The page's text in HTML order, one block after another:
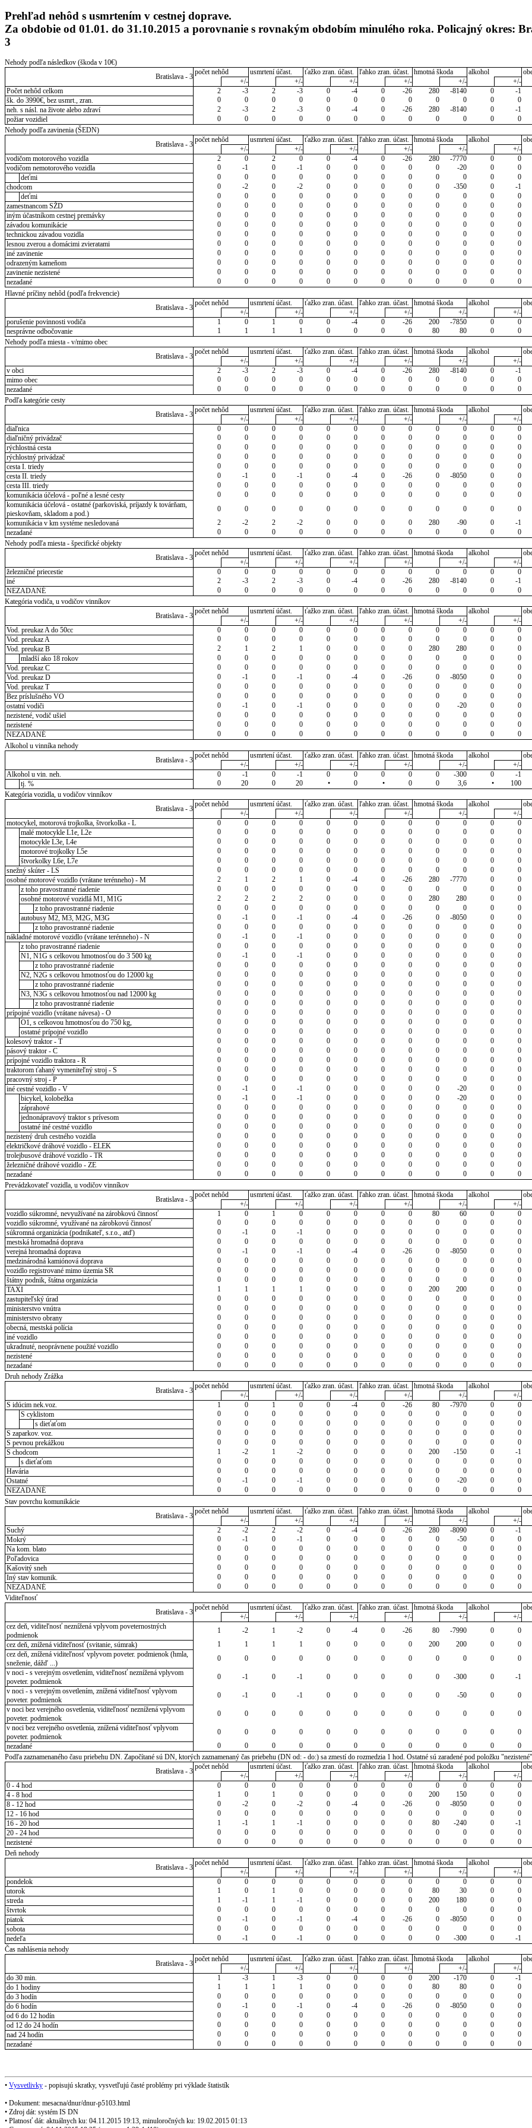
Prehľad nehôd s usmrtením v cestnej doprave.
Za obdobie od 01.01. do 31.10.2015 a porovnanie s rovnakým obdobím minulého roka. Policajný okres:
3
Nehody podľa následkov (škoda v 10€)
Bratislava - 3
počet nehôd usmrtení účast. ťažko zran. účast. ľahko zran. účast. hmotná škoda alkohol
+/-
+/- +/- +/- +/- +/-
Počet nehôd celkom
2 -3 2 -3 0 -4 0 -26 280 -8140 0 -1
šk. do 3990€, bez usmrt., zran.
0 0 0 0 0 0 0 0 0 0 0 0
neh. s násl. na živote alebo zdraví
2 -3 2 -3 0 -4 0 -26 280 -8140 0 -1
požiar vozidiel
0 0 0 0 0 0 0 0 0 0 0 0
Nehody podľa zavinenia (ŠEDN)
Bratislava - 3
počet nehôd usmrtení účast. ťažko zran. účast. ľahko zran. účast. hmotná škoda alkohol
+/-
+/- +/- +/- +/- +/-
vodičom motorového vozidla
2 0 2 0 0 -4 0 -26 280 -7770 0 0
vodičom nemotorového vozidla
0 -1 0 -1 0 0 0 0 0 -20 0 0
deťmi
0 0 0 0 0 0 0 0 0 0 0 0
chodcom
0 -2 0 -2 0 0 0 0 0 -350 0 -1
deťmi
0 0 0 0 0 0 0 0 0 0 0 0
zamestnancom SŽD
0 0 0 0 0 0 0 0 0 0 0 0
iným účastníkom cestnej premávky
0 0 0 0 0 0 0 0 0 0 0 0
závadou komunikácie
0 0 0 0 0 0 0 0 0 0 0 0
technickou závadou vozidla
0 0 0 0 0 0 0 0 0 0 0 0
lesnou zverou a domácimi zvieratami
0 0 0 0 0 0 0 0 0 0 0 0
iné zavinenie
0 0 0 0 0 0 0 0 0 0 0 0
odrazeným kameňom
0 0 0 0 0 0 0 0 0 0 0 0
zavinenie nezistené
0 0 0 0 0 0 0 0 0 0 0 0
nezadané
0 0 0 0 0 0 0 0 0 0 0 0
Hlavné príčiny nehôd (podľa frekvencie)
Bratislava - 3
počet nehôd usmrtení účast. ťažko zran. účast. ľahko zran. účast. hmotná škoda alkohol
+/-
+/- +/- +/- +/- +/-
porušenie povinnosti vodiča
1 0 1 0 0 -4 0 -26 200 -7850 0 0
nesprávne odbočovanie
1 1 1 1 0 0 0 0 80 80 0 0
Nehody podľa miesta - v/mimo obec
Bratislava - 3
počet nehôd usmrtení účast. ťažko zran. účast. ľahko zran. účast. hmotná škoda alkohol
+/-
+/- +/- +/- +/- +/-
v obci
2 -3 2 -3 0 -4 0 -26 280 -8140 0 -1
mimo obec
0 0 0 0 0 0 0 0 0 0 0 0
nezadané
0 0 0 0 0 0 0 0 0 0 0 0
Podľa kategórie cesty
Bratislava - 3
počet nehôd usmrtení účast. ťažko zran. účast. ľahko zran. účast. hmotná škoda alkohol
+/-
+/- +/- +/- +/- +/-
diaľnica
0 0 0 0 0 0 0 0 0 0 0 0
diaľničný privádzač
0 0 0 0 0 0 0 0 0 0 0 0
rýchlostná cesta
0 0 0 0 0 0 0 0 0 0 0 0
rýchlostný privádzač
0 0 0 0 0 0 0 0 0 0 0 0
cesta I. triedy
0 0 0 0 0 0 0 0 0 0 0 0
cesta II. triedy
0 -1 0 -1 0 -4 0 -26 0 -8050 0 0
cesta III. triedy
0 0 0 0 0 0 0 0 0 0 0 0
komunikácia účelová - poľné a lesné cesty
0 0 0 0 0 0 0 0 0 0 0 0
komunikácia účelová - ostatné (parkoviská, príjazdy k továrňam,
pieskovňam, skladom a pod.)
0 0 0 0 0 0 0 0 0 0 0 0
komunikácia v km systéme nesledovaná
2 -2 2 -2 0 0 0 0 280 -90 0 -1
nezadané
0 0 0 0 0 0 0 0 0 0 0 0
Nehody podľa miesta - špecifické objekty
Bratislava - 3
počet nehôd usmrtení účast. ťažko zran. účast. ľahko zran. účast. hmotná škoda alkohol
+/-
+/- +/- +/- +/- +/-
železničné priecestie
0 0 0 0 0 0 0 0 0 0 0 0
iné
2 -3 2 -3 0 -4 0 -26 280 -8140 0 -1
NEZADANÉ
0 0 0 0 0 0 0 0 0 0 0 0
Kategória vodiča, u vodičov vinníkov
Bratislava - 3
počet nehôd usmrtení účast. ťažko zran. účast. ľahko zran. účast. hmotná škoda alkohol
+/-
+/- +/- +/- +/- +/-
Vod. preukaz A do 50cc
0 0 0 0 0 0 0 0 0 0 0 0
Vod. preukaz A
0 0 0 0 0 0 0 0 0 0 0 0
Vod. preukaz B
2 1 2 1 0 0 0 0 280 280 0 0
mladší ako 18 rokov
0 0 0 0 0 0 0 0 0 0 0 0
Vod. preukaz C
0 0 0 0 0 0 0 0 0 0 0 0
Vod. preukaz D
0 -1 0 -1 0 -4 0 -26 0 -8050 0 0
Vod. preukaz T
0 0 0 0 0 0 0 0 0 0 0 0
Bez príslušného VO
0 0 0 0 0 0 0 0 0 0 0 0
ostatní vodiči
0 -1 0 -1 0 0 0 0 0 -20 0 0
nezistené, vodič ušiel
0 0 0 0 0 0 0 0 0 0 0 0
nezistené
0 0 0 0 0 0 0 0 0 0 0 0
NEZADANÉ
0 0 0 0 0 0 0 0 0 0 0 0
Alkohol u vinníka nehody
Bratislava - 3
počet nehôd usmrtení účast. ťažko zran. účast. ľahko zran. účast. hmotná škoda alkohol
+/-
+/- +/- +/- +/- +/-
Alkohol u vin. neh.
0 -1 0 -1 0 0 0 0 0 -300 0 -1
tj. %
0 20 0 20 • 0 • 0 0 3,6 • 100
Kategória vozidla, u vodičov vinníkov
Bratislava - 3
počet nehôd usmrtení účast. ťažko zran. účast. ľahko zran. účast. hmotná škoda alkohol
+/-
+/- +/- +/- +/- +/-
motocykel, motorová trojkolka, štvorkolka - L
0 0 0 0 0 0 0 0 0 0 0 0
malé motocykle L1e, L2e
0 0 0 0 0 0 0 0 0 0 0 0
motocykle L3e, L4e
0 0 0 0 0 0 0 0 0 0 0 0
motorové trojkolky L5e
0 0 0 0 0 0 0 0 0 0 0 0
štvorkolky L6e, L7e
0 0 0 0 0 0 0 0 0 0 0 0
snežný skúter - LS
0 0 0 0 0 0 0 0 0 0 0 0
osobné motorové vozidlo (vrátane terénneho) - M
2 1 2 1 0 -4 0 -26 280 -7770 0 0
z toho pravostranné riadenie
0 0 0 0 0 0 0 0 0 0 0 0
osobné motorové vozidlá M1, M1G
2 2 2 2 0 0 0 0 280 280 0 0
z toho pravostranné riadenie
0 0 0 0 0 0 0 0 0 0 0 0
autobusy M2, M3, M2G, M3G
0 -1 0 -1 0 -4 0 -26 0 -8050 0 0
z toho pravostranné riadenie
0 0 0 0 0 0 0 0 0 0 0 0
nákladné motorové vozidlo (vrátane terénneho) - N
0 -1 0 -1 0 0 0 0 0 0 0 0
z toho pravostranné riadenie
0 0 0 0 0 0 0 0 0 0 0 0
N1, N1G s celkovou hmotnosťou do 3 500 kg
0 -1 0 -1 0 0 0 0 0 0 0 0
z toho pravostranné riadenie
0 0 0 0 0 0 0 0 0 0 0 0
N2, N2G s celkovou hmotnosťou do 12000 kg
0 0 0 0 0 0 0 0 0 0 0 0
z toho pravostranné riadenie
0 0 0 0 0 0 0 0 0 0 0 0
N3, N3G s celkovou hmotnosťou nad 12000 kg
0 0 0 0 0 0 0 0 0 0 0 0
z toho pravostranné riadenie
0 0 0 0 0 0 0 0 0 0 0 0
prípojné vozidlo (vrátane návesa) - O
0 0 0 0 0 0 0 0 0 0 0 0
O1, s celkovou hmotnosťou do 750 kg,
0 0 0 0 0 0 0 0 0 0 0 0
ostatné prípojné vozidlo
0 0 0 0 0 0 0 0 0 0 0 0
kolesový traktor - T
0 0 0 0 0 0 0 0 0 0 0 0
pásový traktor - C
0 0 0 0 0 0 0 0 0 0 0 0
prípojné vozidlo traktora - R
0 0 0 0 0 0 0 0 0 0 0 0
traktorom ťahaný vymeniteľný stroj - S
0 0 0 0 0 0 0 0 0 0 0 0
pracovný stroj - P
0 0 0 0 0 0 0 0 0 0 0 0
iné cestné vozidlo - V
0 -1 0 -1 0 0 0 0 0 -20 0 0
bicykel, kolobežka
0 -1 0 -1 0 0 0 0 0 -20 0 0
záprahové
0 0 0 0 0 0 0 0 0 0 0 0
jednonápravový traktor s prívesom
0 0 0 0 0 0 0 0 0 0 0 0
ostatné iné cestné vozidlo
0 0 0 0 0 0 0 0 0 0 0 0
nezistený druh cestného vozidla
0 0 0 0 0 0 0 0 0 0 0 0
električkové dráhové vozidlo - ELEK
0 0 0 0 0 0 0 0 0 0 0 0
trolejbusové dráhové vozidlo - TR
0 0 0 0 0 0 0 0 0 0 0 0
železničné dráhové vozidlo - ZE
0 0 0 0 0 0 0 0 0 0 0 0
nezadané
0 0 0 0 0 0 0 0 0 0 0 0
Prevádzkovateľ vozidla, u vodičov vinníkov
Bratislava - 3
počet nehôd usmrtení účast. ťažko zran. účast. ľahko zran. účast. hmotná škoda alkohol
+/-
+/- +/- +/- +/- +/-
vozidlo súkromné, nevyužívané na zárobkovú činnosť
1 0 1 0 0 0 0 0 80 60 0 0
vozidlo súkromné, využívané na zárobkovú činnosť
0 0 0 0 0 0 0 0 0 0 0 0
súkromná organizácia (podnikateľ, s.r.o., atď)
0 -1 0 -1 0 0 0 0 0 0 0 0
mestská hromadná doprava
0 0 0 0 0 0 0 0 0 0 0 0
verejná hromadná doprava
0 -1 0 -1 0 -4 0 -26 0 -8050 0 0
medzinárodná kamiónová doprava
0 0 0 0 0 0 0 0 0 0 0 0
vozidlo registrované mimo územia SR
0 0 0 0 0 0 0 0 0 0 0 0
štátny podnik, štátna organizácia
0 0 0 0 0 0 0 0 0 0 0 0
TAXI
1 1 1 1 0 0 0 0 200 200 0 0
zastupiteľský úrad
0 0 0 0 0 0 0 0 0 0 0 0
ministerstvo vnútra
0 0 0 0 0 0 0 0 0 0 0 0
ministerstvo obrany
0 0 0 0 0 0 0 0 0 0 0 0
obecná, mestská polícia
0 0 0 0 0 0 0 0 0 0 0 0
iné vozidlo
0 0 0 0 0 0 0 0 0 0 0 0
ukradnuté, neoprávnene použité vozidlo
0 0 0 0 0 0 0 0 0 0 0 0
nezistené
0 0 0 0 0 0 0 0 0 0 0 0
nezadané
0 0 0 0 0 0 0 0 0 0 0 0
Druh nehody Zrážka
Bratislava - 3
počet nehôd usmrtení účast. ťažko zran. účast. ľahko zran. účast. hmotná škoda alkohol
+/-
+/- +/- +/- +/- +/-
S idúcim nek.voz.
1 0 1 0 0 -4 0 -26 80 -7970 0 0
S cyklistom
0 0 0 0 0 0 0 0 0 0 0 0
s dieťaťom
0 0 0 0 0 0 0 0 0 0 0 0
S zaparkov. voz.
0 0 0 0 0 0 0 0 0 0 0 0
S pevnou prekážkou
0 0 0 0 0 0 0 0 0 0 0 0
S chodcom
1 -2 1 -2 0 0 0 0 200 -150 0 -1
s dieťaťom
0 0 0 0 0 0 0 0 0 0 0 0
Havária
0 0 0 0 0 0 0 0 0 0 0 0
Ostatné
0 -1 0 -1 0 0 0 0 0 -20 0 0
NEZADANÉ
0 0 0 0 0 0 0 0 0 0 0 0
Stav povrchu komunikácie
Bratislava - 3
počet nehôd usmrtení účast. ťažko zran. účast. ľahko zran. účast. hmotná škoda alkohol
+/-
+/- +/- +/- +/- +/-
Suchý
2 -2 2 -2 0 -4 0 -26 280 -8090 0 -1
Mokrý
0 -1 0 -1 0 0 0 0 0 -50 0 0
Na kom. blato
0 0 0 0 0 0 0 0 0 0 0 0
Poľadovica
0 0 0 0 0 0 0 0 0 0 0 0
Kašovitý sneh
0 0 0 0 0 0 0 0 0 0 0 0
Iný stav komunik.
0 0 0 0 0 0 0 0 0 0 0 0
NEZADANÉ
0 0 0 0 0 0 0 0 0 0 0 0
Viditeľnosť
Bratislava - 3
počet nehôd usmrtení účast. ťažko zran. účast. ľahko zran. účast. hmotná škoda alkohol
+/-
+/- +/- +/- +/- +/-
cez deň, viditeľnosť neznížená vplyvom poveternostných
podmienok
1 -2 1 -2 0 -4 0 -26 80 -7990 0 0
cez deň, znížená viditeľnosť (svitanie, súmrak)
1 1 1 1 0 0 0 0 200 200 0 0
cez deň, znížená viditeľnosť vplyvom poveter. podmienok (hmla,
sneženie, dážď ...)
0 0 0 0 0 0 0 0 0 0 0 0
v noci - s verejným osvetlením, viditeľnosť neznížená vplyvom
poveter. podmienok
0 -1 0 -1 0 0 0 0 0 -300 0 -1
v noci - s verejným osvetlením, znížená viditeľnosť vplyvom
poveter. podmienok
0 -1 0 -1 0 0 0 0 0 -50 0 0
v noci bez verejného osvetlenia, viditeľnosť neznížená vplyvom
poveter. podmienok
0 0 0 0 0 0 0 0 0 0 0 0
v noci bez verejného osvetlenia, znížená viditeľnosť vplyvom
poveter. podmienok
0 0 0 0 0 0 0 0 0 0 0 0
nezadané
0 0 0 0 0 0 0 0 0 0 0 0
Podľa zaznamenaného času priebehu DN. Započítané sú DN, ktorých zaznamenaný čas priebehu (DN od: - do:) sa zmestí do rozmedzia 1 hod. Ostatné sú zaradené pod položku "nezistené"
Bratislava - 3
počet nehôd usmrtení účast. ťažko zran. účast. ľahko zran. účast. hmotná škoda alkohol
+/-
+/- +/- +/- +/- +/-
0 - 4 hod
0 0 0 0 0 0 0 0 0 0 0 0
4 - 8 hod
1 0 1 0 0 0 0 0 200 150 0 0
8 - 12 hod
0 -2 0 -2 0 -4 0 -26 0 -8050 0 0
12 - 16 hod
0 0 0 0 0 0 0 0 0 0 0 0
16 - 20 hod
1 -1 1 -1 0 0 0 0 80 -240 0 -1
20 - 24 hod
0 0 0 0 0 0 0 0 0 0 0 0
nezistené
0 0 0 0 0 0 0 0 0 0 0 0
Deň nehody
Bratislava - 3
počet nehôd usmrtení účast. ťažko zran. účast. ľahko zran. účast. hmotná škoda alkohol
+/-
+/- +/- +/- +/- +/-
pondelok
0 0 0 0 0 0 0 0 0 0 0 0
utorok
1 0 1 0 0 0 0 0 80 30 0 0
streda
1 -1 1 -1 0 0 0 0 200 180 0 0
štvrtok
0 0 0 0 0 0 0 0 0 0 0 0
piatok
0 -1 0 -1 0 -4 0 -26 0 -8050 0 0
sobota
0 0 0 0 0 0 0 0 0 0 0 0
nedeľa
0 -1 0 -1 0 0 0 0 0 -300 0 -1
Čas nahlásenia nehody
Bratislava - 3
počet nehôd usmrtení účast. ťažko zran. účast. ľahko zran. účast. hmotná škoda alkohol
+/-
+/- +/- +/- +/- +/-
do 30 min.
1 -3 1 -3 0 0 0 0 200 -170 0 -1
do 1 hodiny
1 1 1 1 0 0 0 0 80 80 0 0
do 3 hodín
0 0 0 0 0 0 0 0 0 0 0 0
do 6 hodín
0 -1 0 -1 0 -4 0 -26 0 -8050 0 0
od 6 do 12 hodín
0 0 0 0 0 0 0 0 0 0 0 0
od 12 do 24 hodín
0 0 0 0 0 0 0 0 0 0 0 0
nad 24 hodín
0 0 0 0 0 0 0 0 0 0 0 0
nezadané
0 0 0 0 0 0 0 0 0 0 0 0
• Vysvetlivky - popisujú skratky, vysvetľujú časté problémy pri výklade štatistík
• Dokument: mesacna/dnur/dnur-p5103.html
• Zdroj dát: systém IS DN
• Platnosť dát: aktuálnych ku: 04.11.2015 19:13, minuloročných ku: 19.02.2015 01:13